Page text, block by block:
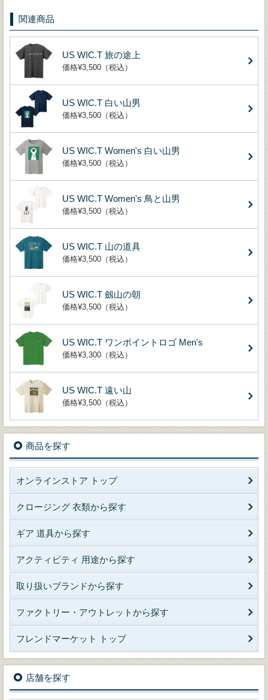
関連商品
US WIC.T 旅の途上
価格¥3,500（税込）
US WIC.T 白い山男
価格¥3,500（税込）
US WIC.T Women's 白い山男
価格¥3,500（税込）
US WIC.T Women's 鳥と山男
価格¥3,500（税込）
US WIC.T 山の道具
価格¥3,500（税込）
US WIC.T 劔山の朝
価格¥3,500（税込）
US WIC.T ワンポイントロゴ Men's
価格¥3,300（税込）
US WIC.T 遠い山
価格¥3,500（税込）
商品を探す
オンラインストア トップ
クロージング 衣類から探す
ギア 道具から探す
アクティビティ 用途から探す
取り扱いブランドから探す
ファクトリー・アウトレットから探す
フレンドマーケット トップ
店舗を探す